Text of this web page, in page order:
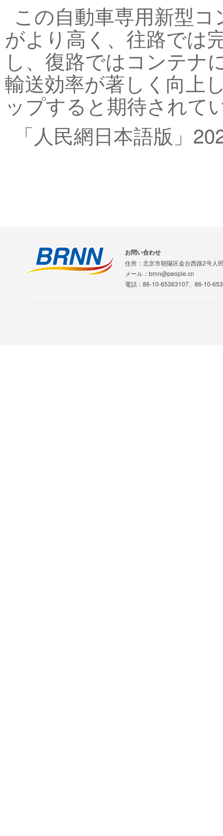
この自動車専用新型
がより高く、往路では
し、復路ではコンテナ
輸送効率が著しく向上
ップすると期待されて
「人民網日本語版」
お問い合わせ
住所：北京市朝陽区金台西路2号人
メール：brnn@people.cn
電話：86-10-65363107、86-10-